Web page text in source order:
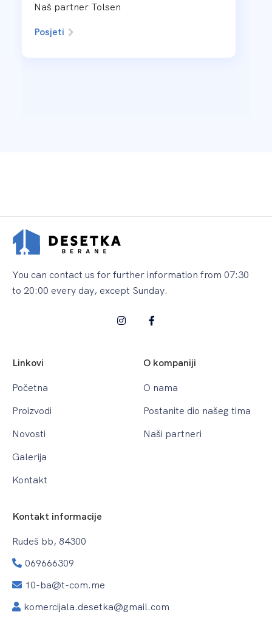
Naš partner Tolsen
Posjeti
You can contact us for further information from 07:30
to 20:00 every day, except Sunday.
Linkovi
Početna
Proizvodi
Novosti
Galerija
Kontakt
O kompaniji
O nama
Postanite dio našeg tima
Naši partneri
Kontakt informacije
Rudeš bb, 84300
069666309
10-ba@t-com.me
komercijala.desetka@gmail.com